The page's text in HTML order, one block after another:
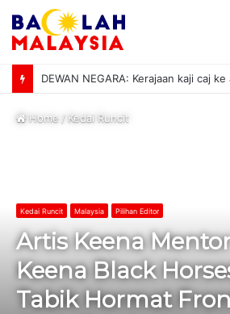
Home/Kedai Runcit
Kedai Runcit Malaysia Pilihan Editor
Artis Keena
Keena Black
Tabik Hormat